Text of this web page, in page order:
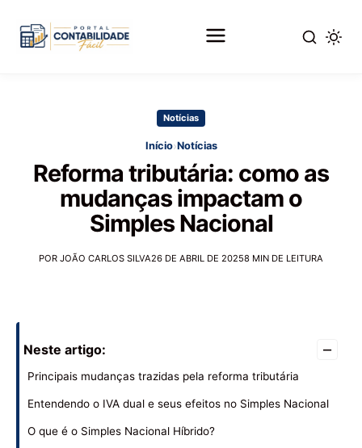
principal
Notícias
Início›Notícias
Reforma tributária: como as
mudanças impactam o
Simples Nacional
POR JOÃO CARLOS SILVA26 DE ABRIL DE 20258 MIN DE LEITURA
Neste artigo: –
Principais mudanças trazidas pela reforma tributária
Entendendo o IVA dual e seus efeitos no Simples Nacional
O que é o Simples Nacional Híbrido?